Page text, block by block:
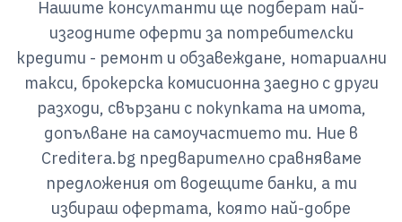
Нашите консултанти ще подберат най-
изгодните оферти за потребителски
кредити - ремонт и обзавеждане, нотариални
такси, брокерска комисионна заедно с други
разходи, свързани с покупката на имота,
допълване на самоучастието ти. Ние в
Creditera.bg предварително сравняваме
предложения от водещите банки, а ти
избираш офертата, която най-добре